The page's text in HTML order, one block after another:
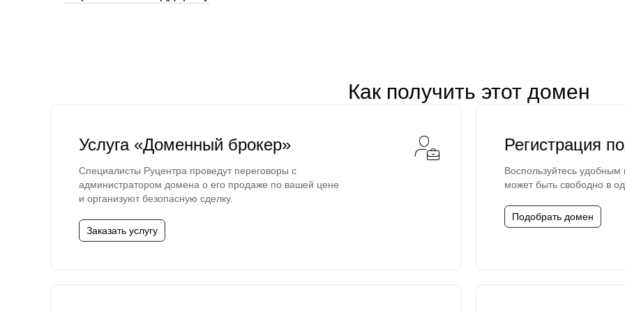
Как получить этот домен
Услуга «Доменный брокер»
Специалисты Руцентра проведут переговоры с
администратором домена о его продаже по вашей цене
и организуют безопасную сделку.
Заказать услугу
Регистрация
Воспользуйтесь
может быть свободно в
Подобрать домен